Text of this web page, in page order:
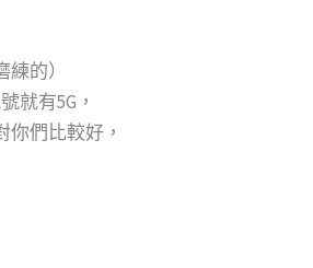
的）
就有5G，
們比較好，